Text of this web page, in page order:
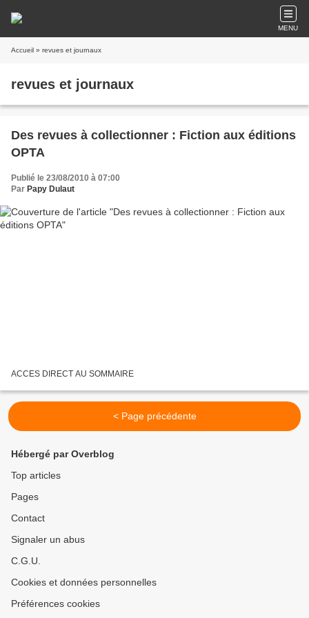
MENU
Accueil » revues et journaux
revues et journaux
Des revues à collectionner : Fiction aux éditions
OPTA
Publié le 23/08/2010 à 07:00
Par Papy Dulaut
ACCES DIRECT AU SOMMAIRE
< Page précédente
Hébergé par Overblog
Top articles
Pages
Contact
Signaler un abus
C.G.U.
Cookies et données personnelles
Préférences cookies